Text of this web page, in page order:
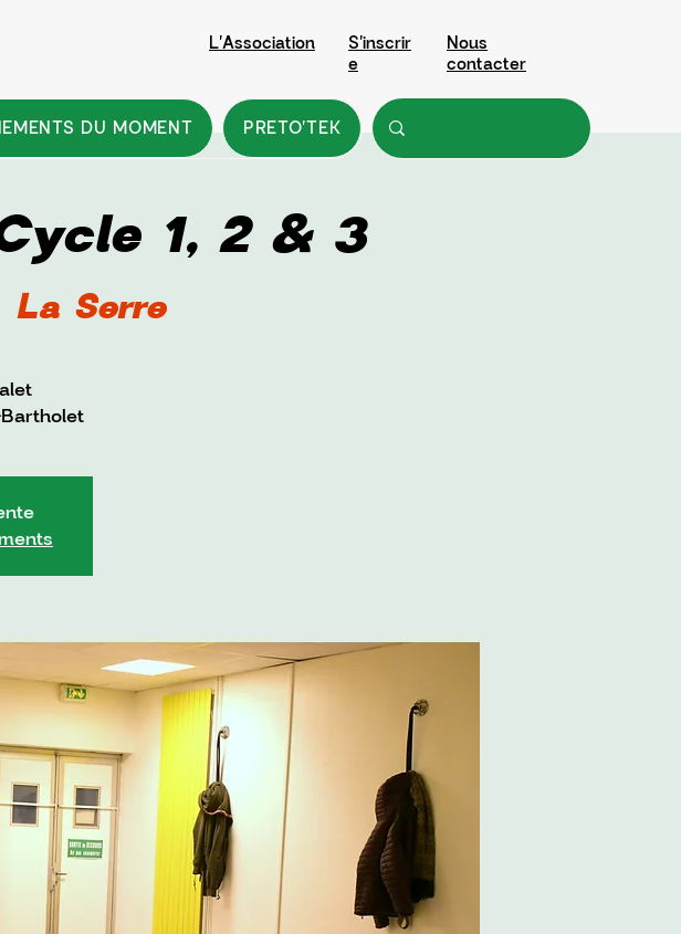
L'Association S'inscrir
e
Nous
contacter
DU MOMENT PRETO'TEK
1, 2 & 3
La Serre